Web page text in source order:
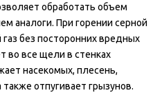
обработать объем
аналоги. При горении серной
без посторонних вредных
во все щели в стенках
насекомых, плесень,
также отпугивает грызунов.